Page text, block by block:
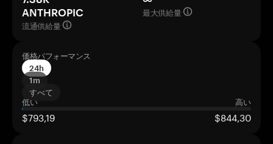
ANTHROPIC
流通供給量
最大供給量
価格パフォーマンス
24h
1m
すべて
低い
高い
$793,19 $844,30